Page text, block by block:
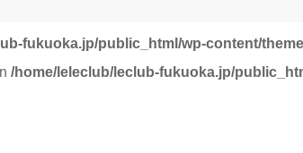
fukuoka.jp/public_html/wp-content/
/home/leleclub/leclub-fukuoka.jp/